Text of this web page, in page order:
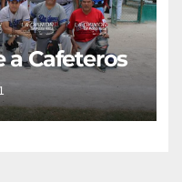
a Cafeteros